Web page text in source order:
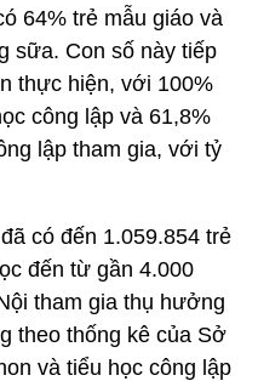
64% trẻ mẫu giáo và
sữa. Con số này tiếp
thực hiện, với 100%
công lập và 61,8%
lập tham gia, với tỷ
có đến 1.059.854 trẻ
đến từ gần 4.000
tham gia thụ hưởng
theo thống kê của Sở
và tiểu học công lập